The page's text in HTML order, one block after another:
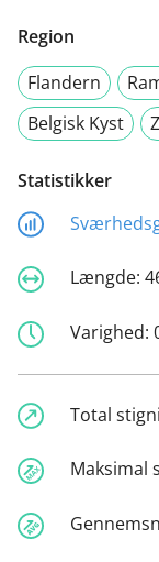
Region
Flandern
Belgisk Kyst
Statistikker
Længde:
Varighed:
Total
Maksimal